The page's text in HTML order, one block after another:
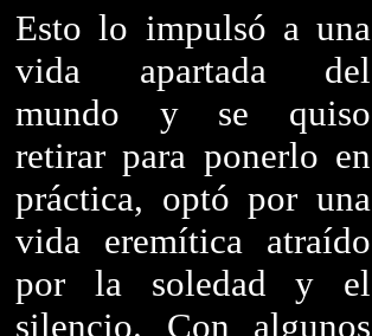
Esto lo impulsó a una
vida apartada del
mundo y se quiso
retirar para ponerlo en
práctica, optó por una
vida eremítica atraído
por la soledad y el
silencio. Con algunos